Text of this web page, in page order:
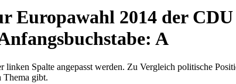
Europawahl 2014 der CDU
A
linken Spalte angepasst werden. Zu Vergleich politische
Thema gibt.